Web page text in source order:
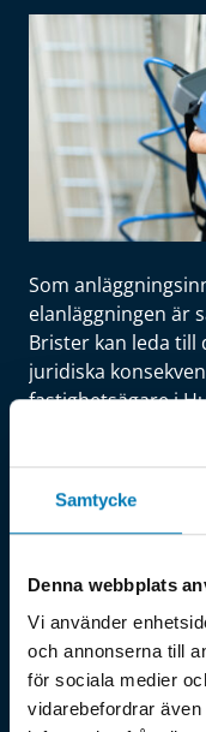
Samtycke
Denna webbplats
Vi använder
och annonserna till
för sociala medier
vidarebefordrar
Som
elanläggningen är
Brister kan leda
juridiska
fastighetsägare i
elkontroll enligt
El & energi
Hultsfred